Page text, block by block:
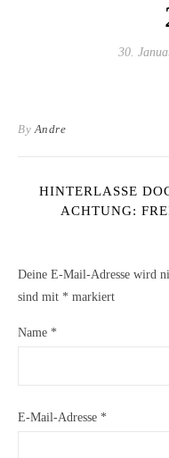
30.
ByAndre
HINTERLASSE
ACHTUNG:
Deine E-Mail-Adresse wird
sind mit * markiert
Name *
E-Mail-Adresse *